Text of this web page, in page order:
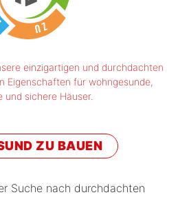
einzigartigen und durchdachten
Eigenschaften für wohngesunde,
und sichere Häuser.
ZU BAUEN
Suche nach durchdachten